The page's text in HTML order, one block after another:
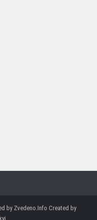
by Zvedeno.Info Created by